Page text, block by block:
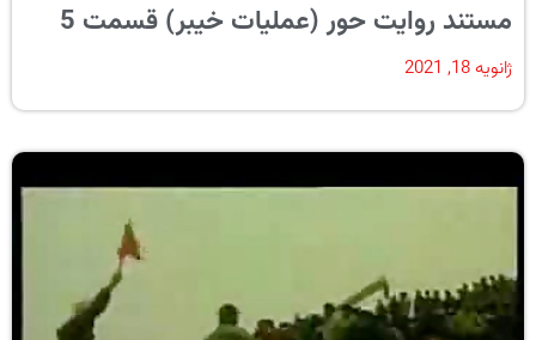
مستند روایت حور (عملیات خیبر) قسمت 5
ژانویه 18, 2021